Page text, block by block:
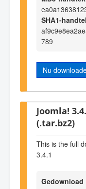
SHA1-
789
Nu
Joomla!
(.tar.bz2)
This is the full
3.4.1
Gedownload